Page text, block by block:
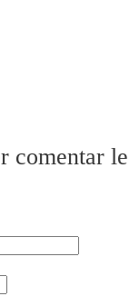
comentar